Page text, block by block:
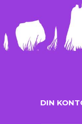
DIN